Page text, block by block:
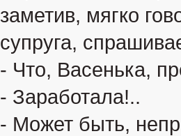
заметив, мягко
супруга,
- Что, Васенька,
- Заработала!..
- Может быть,